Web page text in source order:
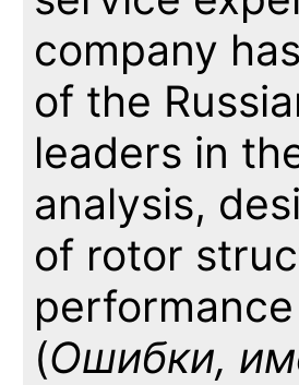
company
of the
leaders in
analysis,
of rotor
(Ошибки,